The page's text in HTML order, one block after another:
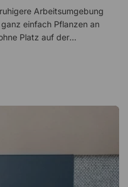
Arbeitsumgebung
einfach Pflanzen an
Platz auf dem
abgeschirmte,
sich besser konzentrieren
Box auch zur Aufbewahrung
Dinge auf, die Sie
oder kleine